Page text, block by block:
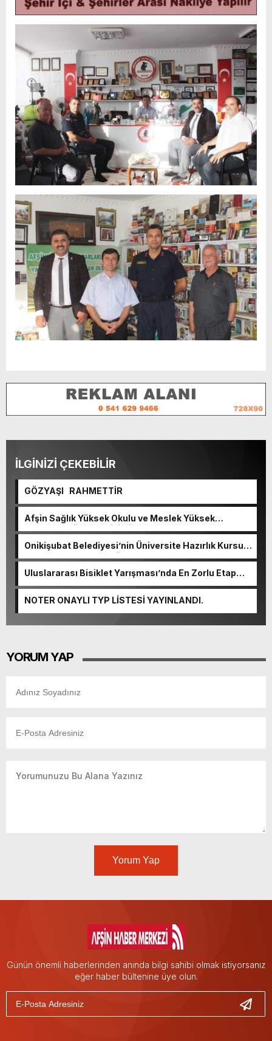
İLGİNİZİ ÇEKEBİLİR
GÖZYAŞI RAHMETTİR
Afşin Sağlık Yüksek Okulu ve Meslek Yüksek
Okulunda görev değişimi!
Onikişubat Belediyesi’nin Üniversite Hazırlık Kursu
başvurularında son gün 7 Ağustos.
Uluslararası Bisiklet Yarışması’nda En Zorlu Etap
NOTER ONAYLI TYP LİSTESİ YAYINLANDI.
YORUM YAP
Yorum Yap
Günün önemli haberlerinden anında bilgi sahibi olmak istiyorsanız
eğer haber bültenine üye olun.